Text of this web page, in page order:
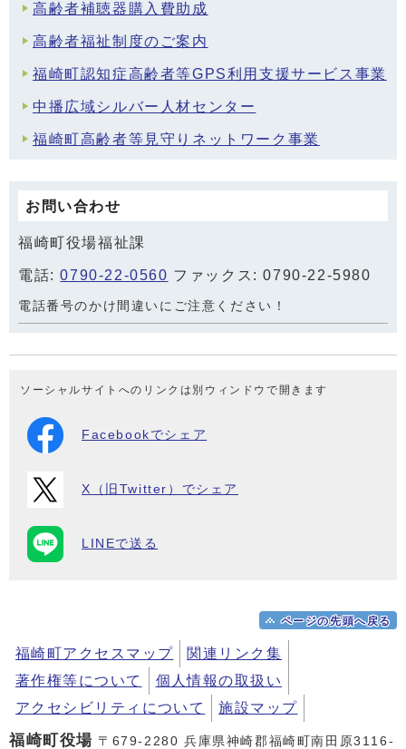
高齢者補聴器購入費助成
高齢者福祉制度のご案内
福崎町認知症高齢者等GPS利用支援サービス事業
中播広域シルバー人材センター
福崎町高齢者等見守りネットワーク事業
お問い合わせ
福崎町役場福祉課
電話:0790-22-0560 ファックス: 0790-22-5980
電話番号のかけ間違いにご注意ください！
ソーシャルサイトへのリンクは別ウィンドウで開きます
Facebookでシェア
X（旧Twitter）でシェア
LINEで送る
ページの先頭へ戻る
福崎町アクセスマップ
関連リンク集
著作権等について
個人情報の取扱い
アクセシビリティについて
施設マップ
福崎町役場 〒679-2280 兵庫県神崎郡福崎町南田原3116-